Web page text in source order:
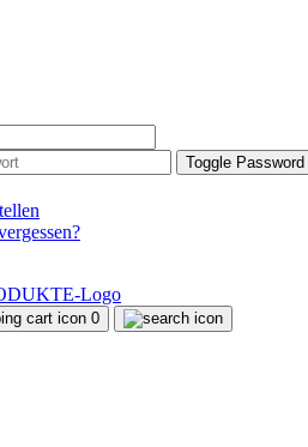
Toggle
0